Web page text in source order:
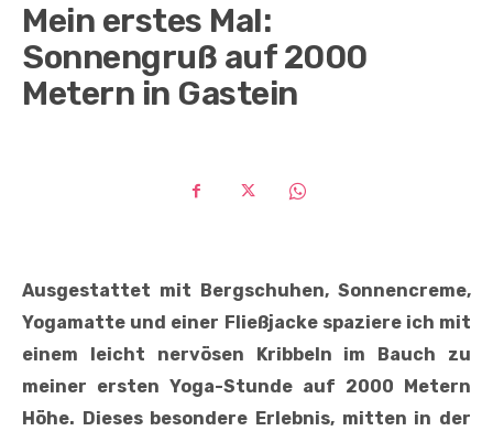
Mein erstes Mal:
Sonnengruß auf 2000
Metern in Gastein
Ausgestattet mit Bergschuhen, Sonnencreme,
Yogamatte und einer Fließjacke spaziere ich mit
einem leicht nervösen Kribbeln im Bauch zu
meiner ersten Yoga-Stunde auf 2000
Metern
Höhe. Dieses besondere Erlebnis, mitten in der